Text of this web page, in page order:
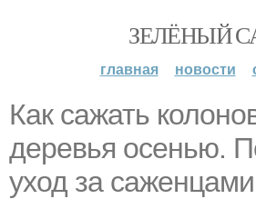
ЗЕЛЁНЫЙ
главная новости
Как сажать
деревья осенью.
уход за саженцами